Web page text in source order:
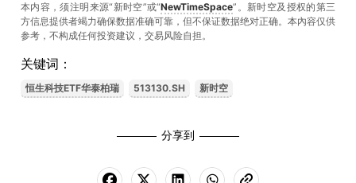
本内容，须注明来源“新时空”或“NewTimeSpace”。新时空及授权的第三
方信息提供者竭力确保数据准确可靠，但不保证数据绝对正确。本內容仅供
参考，不构成任何投资建议，交易风险自担。
关键词：
恒生科技ETF华泰柏瑞 513130.SH 新时空
分享到